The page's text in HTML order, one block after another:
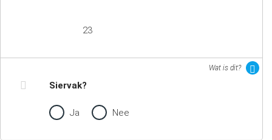
23
Wat is dit?
Siervak?
Ja Nee